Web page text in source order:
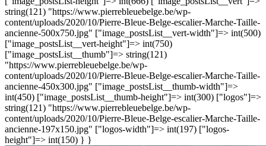
string(121) "https://www.pierrebleuebelge.be/wp-
content/uploads/2020/10/Pierre-Bleue-Belge-escalier-Marche-Taille-
ancienne-500x750.jpg" ["image_postsList__vert-width"]=> int(500)
["image_postsList__vert-height"]=> int(750)
["image_postsList__thumb"]=> string(121)
"https://www.pierrebleuebelge.be/wp-
content/uploads/2020/10/Pierre-Bleue-Belge-escalier-Marche-Taille-
ancienne-450x300.jpg" ["image_postsList__thumb-width"]=>
int(450) ["image_postsList__thumb-height"]=> int(300) ["logos"]=>
string(121) "https://www.pierrebleuebelge.be/wp-
content/uploads/2020/10/Pierre-Bleue-Belge-escalier-Marche-Taille-
ancienne-197x150.jpg" ["logos-width"]=> int(197) ["logos-
height"]=> int(150) } }